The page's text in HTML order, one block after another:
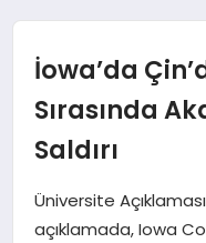
MAGAZIN
EĞITIM
İowa’da
Sırasında
Saldırı
Üniversite
açıklamada, Iowa